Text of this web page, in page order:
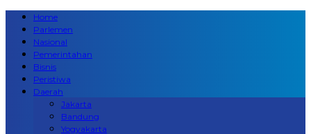
Home
Parlemen
Nasional
Pemerintahan
Bisnis
Peristiwa
Daerah
Jakarta
Bandung
Yogyakarta